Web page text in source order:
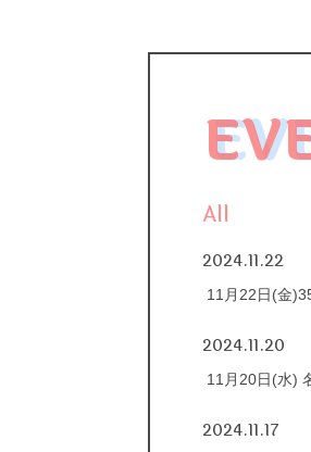
All
2024.11.22
11月22日(金
2024.11.20
11月20日(水)
2024.11.17